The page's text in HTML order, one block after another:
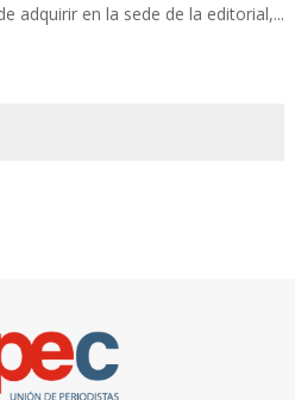
adquirir en la sede de la editorial,...